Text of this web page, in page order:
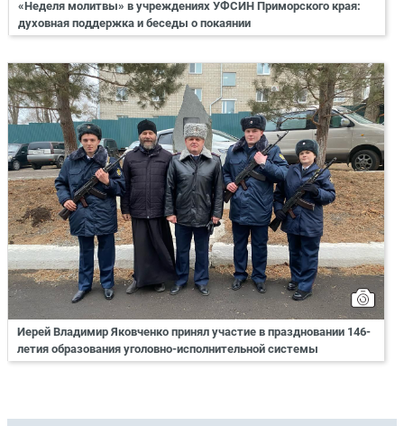
«Неделя молитвы» в учреждениях УФСИН Приморского края:
духовная поддержка и беседы о покаянии
Иерей Владимир Яковченко принял участие в праздновании 146-
летия образования уголовно-исполнительной системы